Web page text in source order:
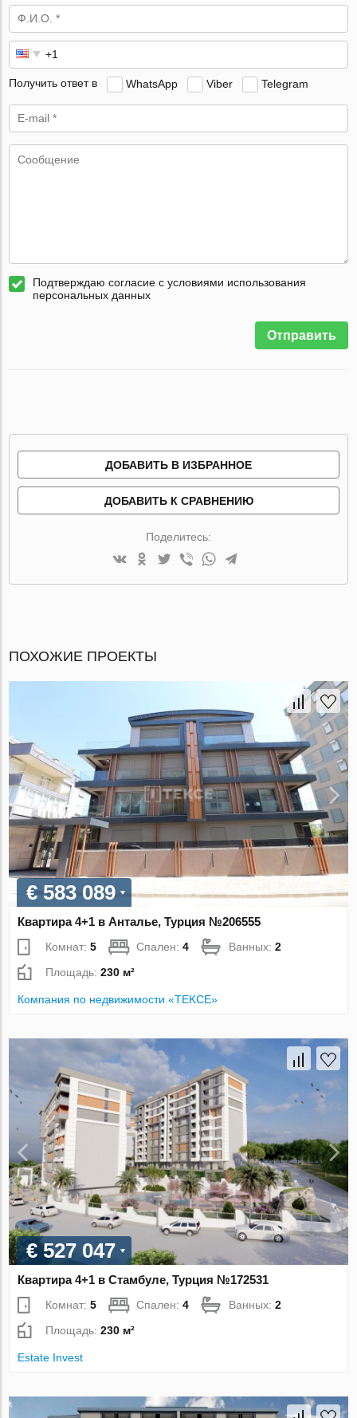
Получить ответ в WhatsApp Viber Telegram
Подтверждаю согласие с условиями использования
персональных данных
Отправить
ДОБАВИТЬ В ИЗБРАННОЕ
ДОБАВИТЬ К СРАВНЕНИЮ
Поделитесь:
ПОХОЖИЕ ПРОЕКТЫ
€ 583 089
Квартира 4+1 в Анталье, Турция №206555
Комнат:5 Спален:4 Ванных:2
Площадь:230 м²
Компания по недвижимости «TEKCE»
€ 527 047
Квартира 4+1 в Стамбуле, Турция №172531
Комнат:5 Спален:4 Ванных:2
Площадь:230 м²
Estate Invest